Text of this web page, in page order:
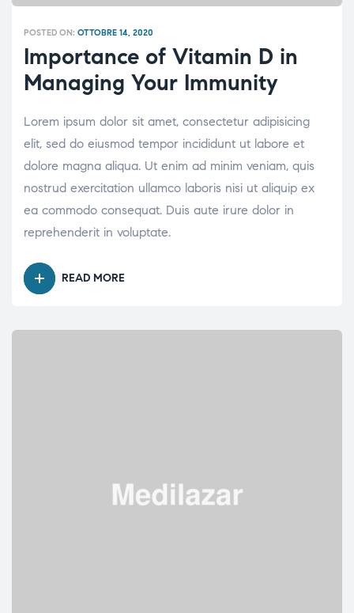
POSTED ON: OTTOBRE 14, 2020
Importance of Vitamin D in
Managing Your Immunity
Lorem ipsum dolor sit amet, consectetur adipisicing
elit, sed do eiusmod tempor incididunt ut labore et
dolore magna aliqua. Ut enim ad minim veniam, quis
nostrud exercitation ullamco laboris nisi ut aliquip ex
ea commodo consequat. Duis aute irure dolor in
reprehenderit in voluptate.
READ MORE